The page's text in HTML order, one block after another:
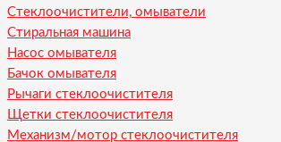
Стеклоочистители, омыватели
Стиральная машина
Насос омывателя
Бачок омывателя
Рычаги стеклоочистителя
Щетки стеклоочистителя
Механизм/мотор стеклоочистителя